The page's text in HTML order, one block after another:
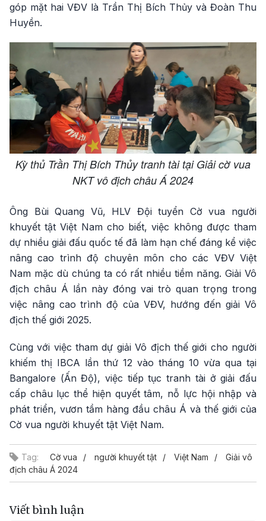
góp mặt hai VĐV là Trần Thị Bích Thủy và Đoàn Thu
Huyền.
Kỳ thủ Trần Thị Bích Thủy tranh tài tại Giải cờ vua
NKT vô địch châu Á 2024
Ông Bùi Quang Vũ, HLV Đội tuyển Cờ vua người
khuyết tật Việt Nam cho biết, việc không được tham
dự nhiều giải đấu quốc tế đã làm hạn chế đáng kể việc
nâng cao trình độ chuyên môn cho các VĐV Việt
Nam mặc dù chúng ta có rất nhiều tiềm năng. Giải Vô
địch châu Á lần này đóng vai trò quan trọng trong
việc nâng cao trình độ của VĐV, hướng đến giải Vô
địch thế giới 2025.
Cùng với việc tham dự giải Vô địch thế giới cho người
khiếm thị IBCA lần thứ 12 vào tháng 10 vừa qua tại
Bangalore (Ấn Độ), việc tiếp tục tranh tài ở giải đấu
cấp châu lục thể hiện quyết tâm, nỗ lực hội nhập và
phát triển, vươn tầm hàng đầu châu Á và thế giới của
Cờ vua người khuyết tật Việt Nam.
Tag: Cờ vua người khuyết tật Việt Nam
Giải vô
địch châu Á 2024
Viết bình luận